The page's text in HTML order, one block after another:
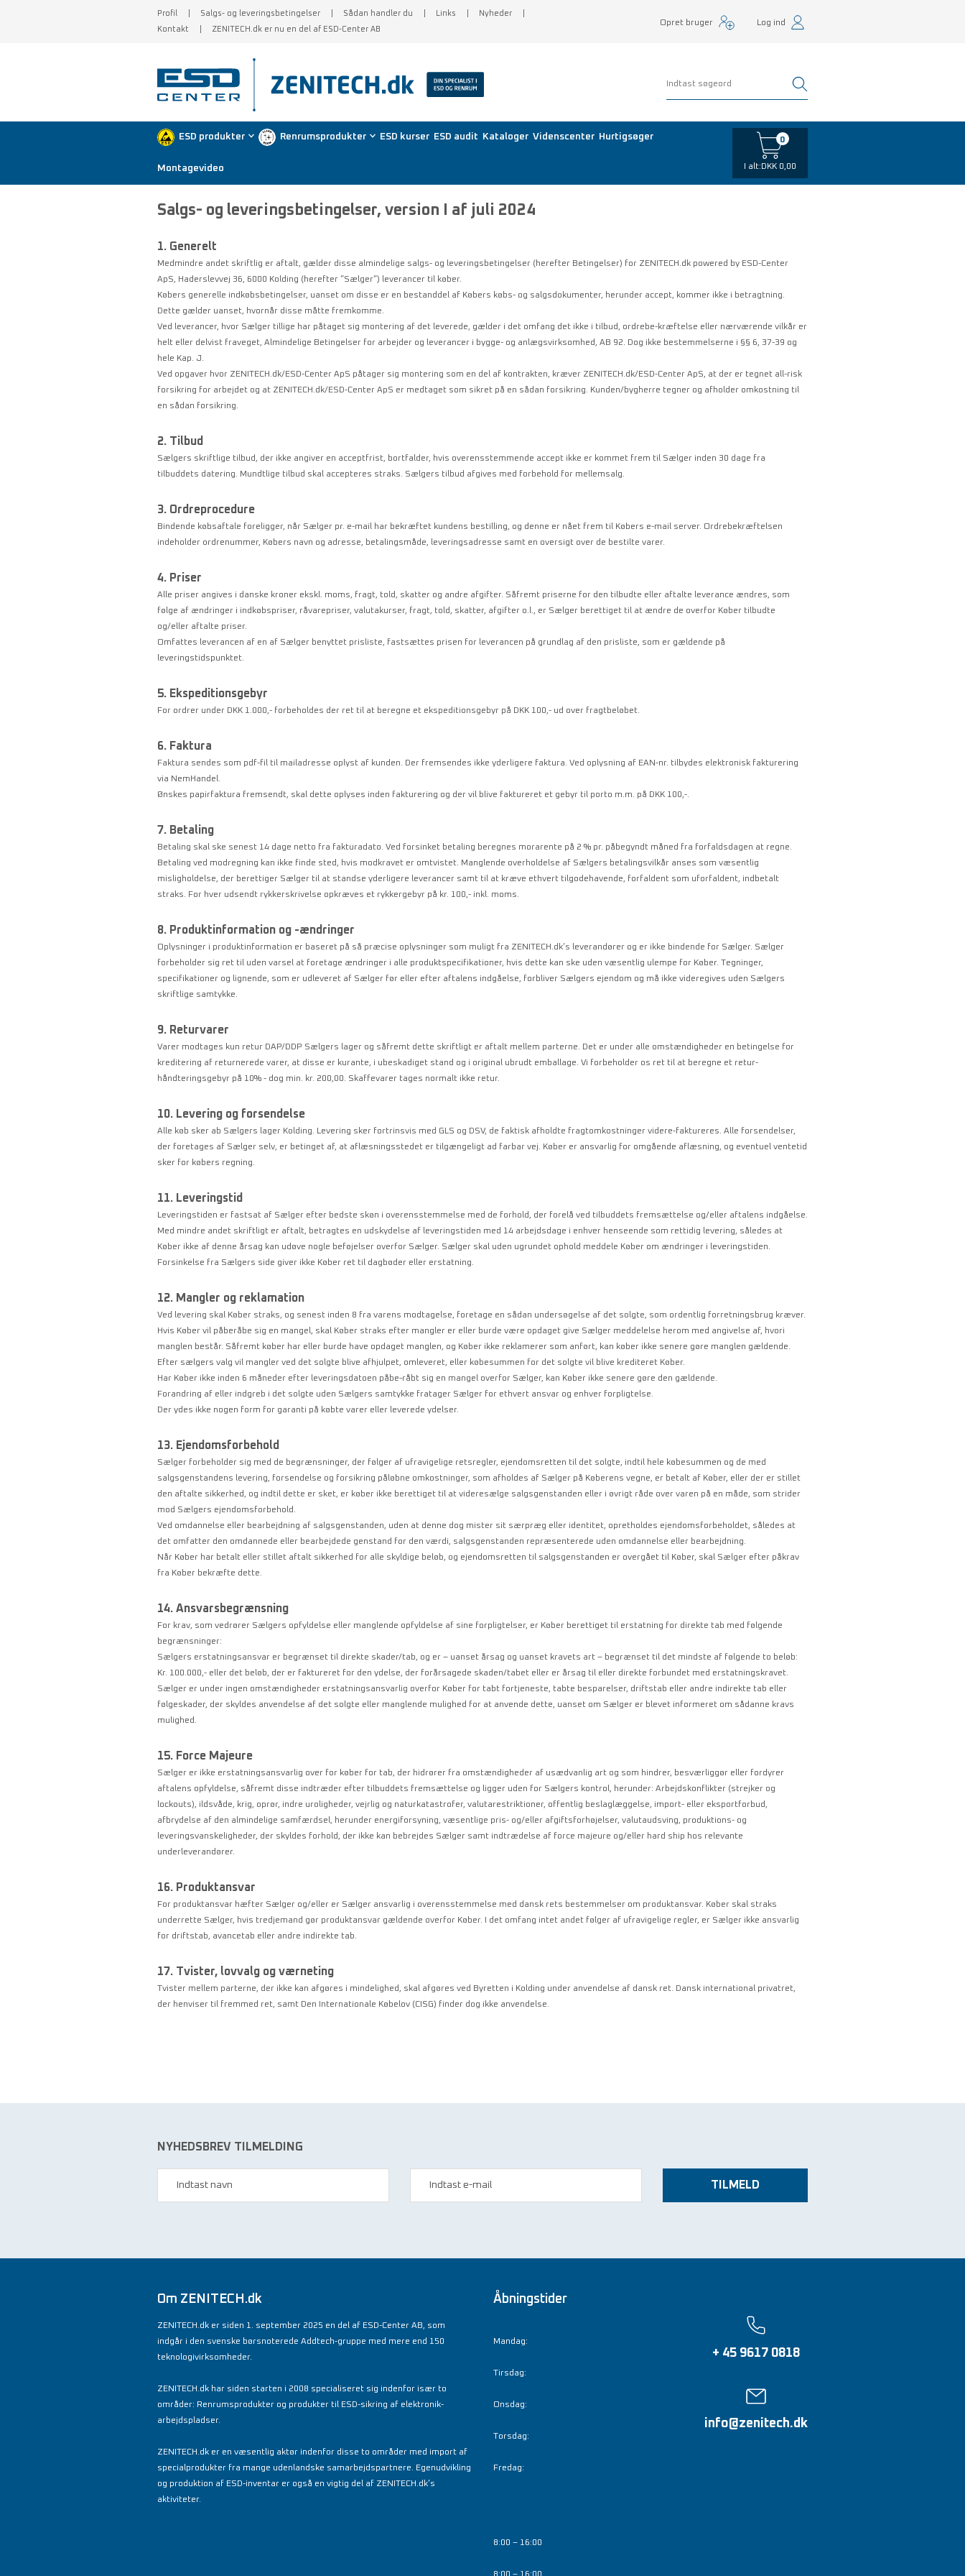
Profil Salgs- og leveringsbetingelser Sådan handler du Links
Nyheder
Kontakt
ZENITECH.dk er nu en del af ESD-Center AB
Opret bruger Log ind
ESD produkter Renrumsprodukter ESD kurser ESD audit Kataloger Videnscenter Hurtigsøger
Montagevideo
0
I alt: DKK 0,00
Salgs- og leveringsbetingelser, version I af juli 2024
1. Generelt
Medmindre andet skriftlig er aftalt, gælder disse almindelige salgs- og leveringsbetingelser (herefter Betingelser) for ZENITECH.dk powered by ESD-Center
ApS, Haderslevvej 36, 6000 Kolding (herefter ”Sælger”) leverancer til køber.
Købers generelle indkøbsbetingelser, uanset om disse er en bestanddel af Købers købs- og salgsdokumenter, herunder accept, kommer ikke i betragtning.
Dette gælder uanset, hvornår disse måtte fremkomme.
Ved leverancer, hvor Sælger tillige har påtaget sig montering af det leverede, gælder i det omfang det ikke i tilbud, ordrebe-kræftelse eller nærværende vilkår er
helt eller delvist fraveget, Almindelige Betingelser for arbejder og leverancer i bygge- og anlægsvirksomhed, AB 92. Dog ikke bestemmelserne i §§ 6, 37-39 og
hele Kap. J.
Ved opgaver hvor ZENITECH.dk/ESD-Center ApS påtager sig montering som en del af kontrakten, kræver ZENITECH.dk/ESD-Center ApS, at der er tegnet all-risk
forsikring for arbejdet og at ZENITECH.dk/ESD-Center ApS er medtaget som sikret på en sådan forsikring. Kunden/bygherre tegner og afholder omkostning til
en sådan forsikring.
2. Tilbud
Sælgers skriftlige tilbud, der ikke angiver en acceptfrist, bortfalder, hvis overensstemmende accept ikke er kommet frem til Sælger inden 30 dage fra
tilbuddets datering. Mundtlige tilbud skal accepteres straks. Sælgers tilbud afgives med forbehold for mellemsalg.
3. Ordreprocedure
Bindende købsaftale foreligger, når Sælger pr. e-mail har bekræftet kundens bestilling, og denne er nået frem til Købers e-mail server. Ordrebekræftelsen
indeholder ordrenummer, Købers navn og adresse, betalingsmåde, leveringsadresse samt en oversigt over de bestilte varer.
4. Priser
Alle priser angives i danske kroner ekskl. moms, fragt, told, skatter og andre afgifter. Såfremt priserne for den tilbudte eller aftalte leverance ændres, som
følge af ændringer i indkøbspriser, råvarepriser, valutakurser, fragt, told, skatter, afgifter o.l., er Sælger berettiget til at ændre de overfor Køber tilbudte
og/eller aftalte priser.
Omfattes leverancen af en af Sælger benyttet prisliste, fastsættes prisen for leverancen på grundlag af den prisliste, som er gældende på
leveringstidspunktet.
5. Ekspeditionsgebyr
For ordrer under DKK 1.000,- forbeholdes der ret til at beregne et ekspeditionsgebyr på DKK 100,- ud over fragtbeløbet.
6. Faktura
Faktura sendes som pdf-fil til mailadresse oplyst af kunden. Der fremsendes ikke yderligere faktura. Ved oplysning af EAN-nr. tilbydes elektronisk fakturering
via NemHandel.
Ønskes papirfaktura fremsendt, skal dette oplyses inden fakturering og der vil blive faktureret et gebyr til porto m.m. på DKK 100,-.
7. Betaling
Betaling skal ske senest 14 dage netto fra fakturadato. Ved forsinket betaling beregnes morarente på 2 % pr. påbegyndt måned fra forfaldsdagen at regne.
Betaling ved modregning kan ikke finde sted, hvis modkravet er omtvistet. Manglende overholdelse af Sælgers betalingsvilkår anses som væsentlig
misligholdelse, der berettiger Sælger til at standse yderligere leverancer samt til at kræve ethvert tilgodehavende, forfaldent som uforfaldent, indbetalt
straks. For hver udsendt rykkerskrivelse opkræves et rykkergebyr på kr. 100,- inkl. moms.
8. Produktinformation og -ændringer
Oplysninger i produktinformation er baseret på så præcise oplysninger som muligt fra ZENITECH.dk’s leverandører og er ikke bindende for Sælger. Sælger
forbeholder sig ret til uden varsel at foretage ændringer i alle produktspecifikationer, hvis dette kan ske uden væsentlig ulempe for Køber. Tegninger,
specifikationer og lignende, som er udleveret af Sælger før eller efter aftalens indgåelse, forbliver Sælgers ejendom og må ikke videregives uden Sælgers
skriftlige samtykke.
9. Returvarer
Varer modtages kun retur DAP/DDP Sælgers lager og såfremt dette skriftligt er aftalt mellem parterne. Det er under alle omstændigheder en betingelse for
kreditering af returnerede varer, at disse er kurante, i ubeskadiget stand og i original ubrudt emballage. Vi forbeholder os ret til at beregne et retur-
håndteringsgebyr på 10% - dog min. kr. 200,00. Skaffevarer tages normalt ikke retur.
10. Levering og forsendelse
Alle køb sker ab Sælgers lager Kolding. Levering sker fortrinsvis med GLS og DSV, de faktisk afholdte fragtomkostninger videre-faktureres. Alle forsendelser,
der foretages af Sælger selv, er betinget af, at aflæsningsstedet er tilgængeligt ad farbar vej. Køber er ansvarlig for omgående aflæsning, og eventuel ventetid
sker for købers regning.
11. Leveringstid
Leveringstiden er fastsat af Sælger efter bedste skøn i overensstemmelse med de forhold, der forelå ved tilbuddets fremsættelse og/eller aftalens indgåelse.
Med mindre andet skriftligt er aftalt, betragtes en udskydelse af leveringstiden med 14 arbejdsdage i enhver henseende som rettidig levering, således at
Køber ikke af denne årsag kan udøve nogle beføjelser overfor Sælger. Sælger skal uden ugrundet ophold meddele Køber om ændringer i leveringstiden.
Forsinkelse fra Sælgers side giver ikke Køber ret til dagbøder eller erstatning.
12. Mangler og reklamation
Ved levering skal Køber straks, og senest inden 8 fra varens modtagelse, foretage en sådan undersøgelse af det solgte, som ordentlig forretningsbrug kræver.
Hvis Køber vil påberåbe sig en mangel, skal Køber straks efter mangler er eller burde være opdaget give Sælger meddelelse herom med angivelse af, hvori
manglen består. Såfremt køber har eller burde have opdaget manglen, og Køber ikke reklamerer som anført, kan køber ikke senere gøre manglen gældende.
Efter sælgers valg vil mangler ved det solgte blive afhjulpet, omleveret, eller købesummen for det solgte vil blive krediteret Køber.
Har Køber ikke inden 6 måneder efter leveringsdatoen påbe-råbt sig en mangel overfor Sælger, kan Køber ikke senere gøre den gældende.
Forandring af eller indgreb i det solgte uden Sælgers samtykke fratager Sælger for ethvert ansvar og enhver forpligtelse.
Der ydes ikke nogen form for garanti på købte varer eller leverede ydelser.
13. Ejendomsforbehold
Sælger forbeholder sig med de begrænsninger, der følger af ufravigelige retsregler, ejendomsretten til det solgte, indtil hele købesummen og de med
salgsgenstandens levering, forsendelse og forsikring påløbne omkostninger, som afholdes af Sælger på Køberens vegne, er betalt af Køber, eller der er stillet
den aftalte sikkerhed, og indtil dette er sket, er køber ikke berettiget til at videresælge salgsgenstanden eller i øvrigt råde over varen på en måde, som strider
mod Sælgers ejendomsforbehold.
Ved omdannelse eller bearbejdning af salgsgenstanden, uden at denne dog mister sit særpræg eller identitet, opretholdes ejendomsforbeholdet, således at
det omfatter den omdannede eller bearbejdede genstand for den værdi, salgsgenstanden repræsenterede uden omdannelse eller bearbejdning.
Når Køber har betalt eller stillet aftalt sikkerhed for alle skyldige beløb, og ejendomsretten til salgsgenstanden er overgået til Køber, skal Sælger efter påkrav
fra Køber bekræfte dette.
14. Ansvarsbegrænsning
For krav, som vedrører Sælgers opfyldelse eller manglende opfyldelse af sine forpligtelser, er Køber berettiget til erstatning for direkte tab med følgende
begrænsninger:
Sælgers erstatningsansvar er begrænset til direkte skader/tab, og er – uanset årsag og uanset kravets art – begrænset til det mindste af følgende to beløb:
Kr. 100.000,- eller det beløb, der er faktureret for den ydelse, der forårsagede skaden/tabet eller er årsag til eller direkte forbundet med erstatningskravet.
Sælger er under ingen omstændigheder erstatningsansvarlig overfor Køber for tabt fortjeneste, tabte besparelser, driftstab eller andre indirekte tab eller
følgeskader, der skyldes anvendelse af det solgte eller manglende mulighed for at anvende dette, uanset om Sælger er blevet informeret om sådanne kravs
mulighed.
15. Force Majeure
Sælger er ikke erstatningsansvarlig over for køber for tab, der hidrører fra omstændigheder af usædvanlig art og som hindrer, besværliggør eller fordyrer
aftalens opfyldelse, såfremt disse indtræder efter tilbuddets fremsættelse og ligger uden for Sælgers kontrol, herunder: Arbejdskonflikter (strejker og
lockouts), ildsvåde, krig, oprør, indre uroligheder, vejrlig og naturkatastrofer, valutarestriktioner, offentlig beslaglæggelse, import- eller eksportforbud,
afbrydelse af den almindelige samfærdsel, herunder energiforsyning, væsentlige pris- og/eller afgiftsforhøjelser, valutaudsving, produktions- og
leveringsvanskeligheder, der skyldes forhold, der ikke kan bebrejdes Sælger samt indtrædelse af force majeure og/eller hard ship hos relevante
underleverandører.
16. Produktansvar
For produktansvar hæfter Sælger og/eller er Sælger ansvarlig i overensstemmelse med dansk rets bestemmelser om produktansvar. Køber skal straks
underrette Sælger, hvis tredjemand gør produktansvar gældende overfor Køber. I det omfang intet andet følger af ufravigelige regler, er Sælger ikke ansvarlig
for driftstab, avancetab eller andre indirekte tab.
17. Tvister, lovvalg og værneting
Tvister mellem parterne, der ikke kan afgøres i mindelighed, skal afgøres ved Byretten i Kolding under anvendelse af dansk ret. Dansk international privatret,
der henviser til fremmed ret, samt Den Internationale Købelov (CISG) finder dog ikke anvendelse.
NYHEDSBREV TILMELDING
TILMELD
Om ZENITECH.dk
ZENITECH.dk er siden 1. september 2025 en del af ESD-Center AB, som
indgår i den svenske børsnoterede Addtech-gruppe med mere end 150
teknologivirksomheder.
ZENITECH.dk har siden starten i 2008 specialiseret sig indenfor især to
områder: Renrumsprodukter og produkter til ESD-sikring af elektronik-
arbejdspladser.
ZENITECH.dk er en væsentlig aktør indenfor disse to områder med import af
specialprodukter fra mange udenlandske samarbejdspartnere. Egenudvikling
og produktion af ESD-inventar er også en vigtig del af ZENITECH.dk’s
aktiviteter.
Åbningstider
Mandag:
Tirsdag:
Onsdag:
Torsdag:
Fredag:
8:00 – 16:00
+ 45 9617 0818
info@zenitech.dk